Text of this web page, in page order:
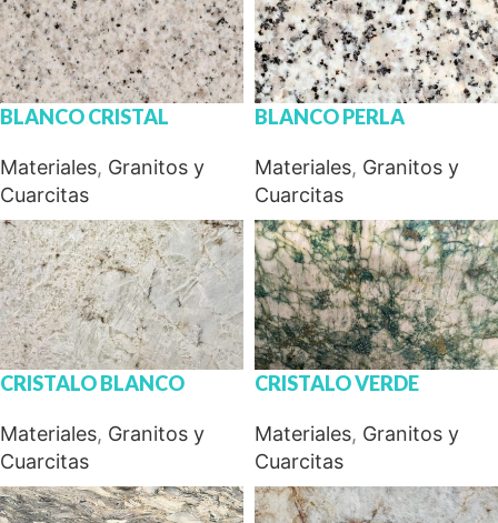
BLANCO CRISTAL
Materiales, Granitos y
Cuarcitas
BLANCO PERLA
Materiales, Granitos y
Cuarcitas
CRISTALO BLANCO
Materiales, Granitos y
Cuarcitas
CRISTALO VERDE
Materiales, Granitos y
Cuarcitas